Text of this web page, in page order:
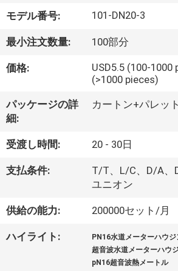
私
に
つ
い
て
場
旅
モデル番号: 101-DN20-3
最小注文数量: 100部分
価格:
USD5.5 (100-1000
(>1000 pieces)
パッケージの詳
細:
カートン+パレット
受渡し時間: 20 - 30日
支払条件:
T/T、L/C、D/A、
ユニオン
供給の能力: 200000セット/月
ハイライト: PN16水道メーターハウジ
超音波水道メーターハウ
pN16超音波熱メートル